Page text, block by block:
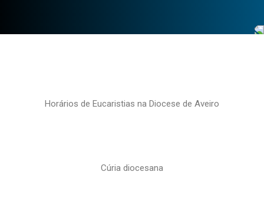
Horários de Eucaristias na Diocese de Aveiro
Cúria diocesana